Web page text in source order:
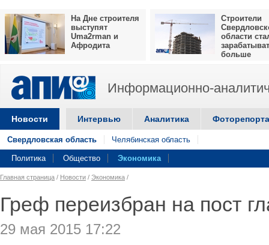
На Дне строителя
выступят
Uma2rman и
Афродита
Строители
области
больше
Информационно-
Новости Интервью Аналитика
Свердловская область Челябинская область
Политика Общество Экономика
Главная страница / Новости / Экономика /
Греф переизбран на пост
29 мая 2015 17:22